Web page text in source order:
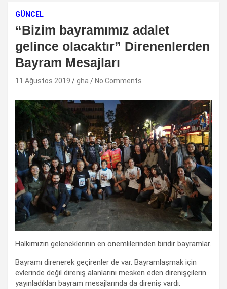
GÜNCEL
“Bizim bayramımız adalet
gelince olacaktır” Direnenlerden
Bayram Mesajları
11 Ağustos 2019 gha No Comments
Halkımızın geleneklerinin en önemlilerinden biridir bayramlar.
Bayramı direnerek geçirenler de var. Bayramlaşmak için
evlerinde değil direniş alanlarını mesken eden direnişçilerin
yayınladıkları bayram mesajlarında da direniş vardı: